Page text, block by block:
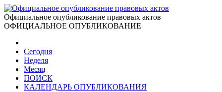
Официальное опубликование правовых актов
ОФИЦИАЛЬНОЕ ОПУБЛИКОВАНИЕ
Сегодня
Неделя
Месяц
ПОИСК
КАЛЕНДАРЬ ОПУБЛИКОВАНИЯ